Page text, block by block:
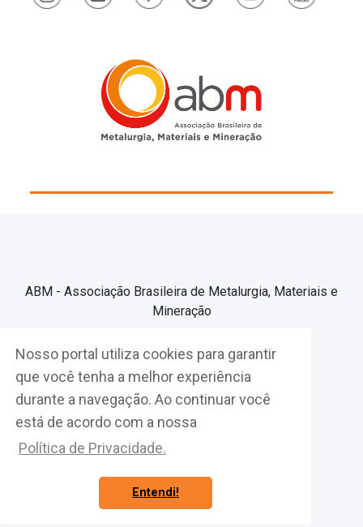
Nosso portal utiliza cookies para garantir
que você tenha a melhor experiência
durante a navegação. Ao continuar você
está de acordo com a nossa
Política de Privacidade.
Entendi!
ABM - Associação Brasileira de Metalurgia, Materiais e
Mineração
Associe-se
Fazer Login